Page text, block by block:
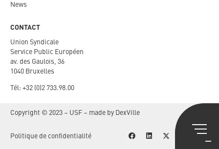
News
CONTACT
Union Syndicale
Service Public Européen
av. des Gaulois, 36
1040 Bruxelles
Tél: +32 (0)2 733.98.00
Copyright © 2023 – USF – made by DexVille
Politique de confidentialité